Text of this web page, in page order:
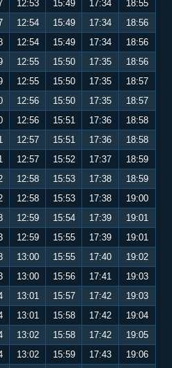
12:53 15:49 17:34
18:55
12:54 15:49 17:34
18:56
12:54 15:49 17:34
18:56
12:55 15:50 17:35
18:56
12:55 15:50 17:35
18:57
12:56 15:50 17:35
18:57
12:56 15:51 17:36
18:58
12:57 15:51 17:36
18:58
12:57 15:52 17:37
18:59
12:58 15:53 17:38
18:59
12:58 15:53 17:38
19:00
12:59 15:54 17:39
19:01
12:59 15:55 17:39
19:01
13:00 15:55 17:40
19:02
13:00 15:56 17:41
19:03
13:01 15:57 17:42
19:03
13:01 15:58 17:42
19:04
13:02 15:58 17:42
19:05
13:02 15:59 17:43
19:06